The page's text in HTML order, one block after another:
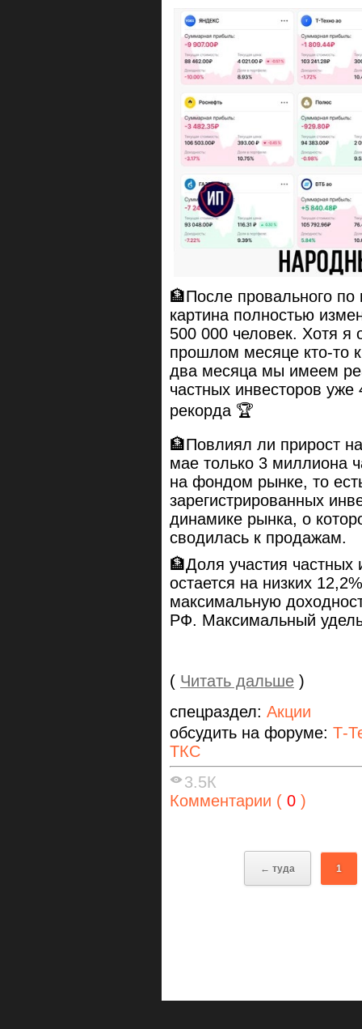
🏦После провального по
картина полностью
500 000 человек. Хотя я
прошлом месяце кто-то
два месяца мы имеем
частных инвесторов
рекорда 🏆
🏦Повлиял ли прирост
мае только 3 миллиона
на фондом рынке, то
зарегистрированных
динамике рынка, о
сводилась к продажам.
🏦Доля участия частных
остается на низких
максимальную
РФ. Максимальный
( Читать дальше )
спецраздел: Акции
обсудить на форуме: Т-
ТКС
3.5К
Комментарии ( 0 )
← туда 1